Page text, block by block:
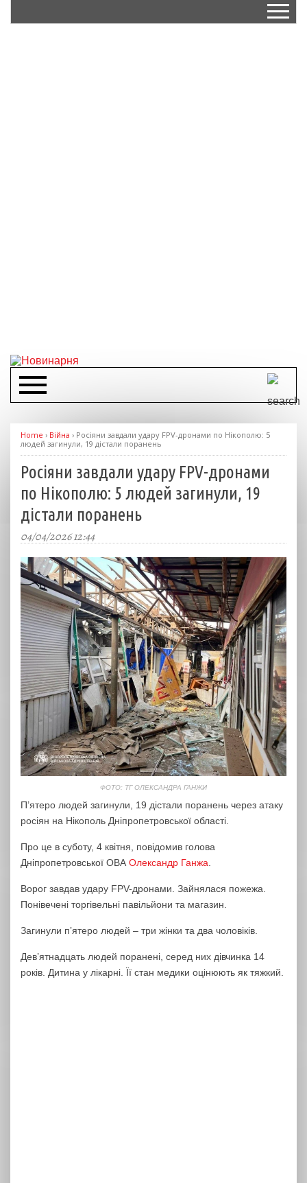
Home › Війна › Росіяни завдали удару FPV-дронами по Нікополю: 5
людей загинули, 19 дістали поранень
Росіяни завдали удару FPV-дронами
по Нікополю: 5 людей загинули, 19
дістали поранень
04/04/2026 12:44
ФОТО: ТГ ОЛЕКСАНДРА ГАНЖИ
П’ятеро людей загинули, 19 дістали поранень через атаку
росіян на Нікополь Дніпропетровської області.
Про це в суботу, 4 квітня, повідомив голова
Дніпропетровської ОВАОлександр Ганжа.
Ворог завдав удару FPV-дронами. Зайнялася пожежа.
Понівечені торгівельні павільйони та магазин.
Загинули пʼятеро людей – три жінки та два чоловіків.
Дев’ятнадцать людей поранені, серед них дівчинка 14
років. Дитина у лікарні. Її стан медики оцінюють як тяжкий.